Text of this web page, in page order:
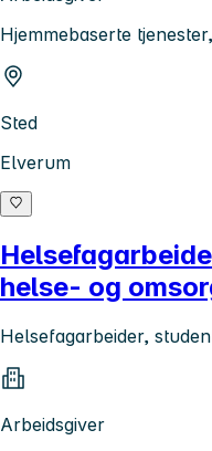
Hjemmebaserte
Sted
Elverum
helse- og
Helsefagarbeider,
Arbeidsgiver